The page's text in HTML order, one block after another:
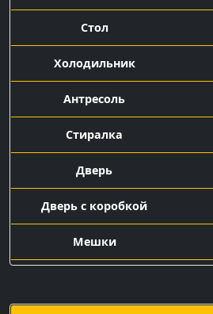
Стол
Холодильник
Антресоль
Стиралка
Дверь
Дверь с коробкой
Мешки
Подача машины с